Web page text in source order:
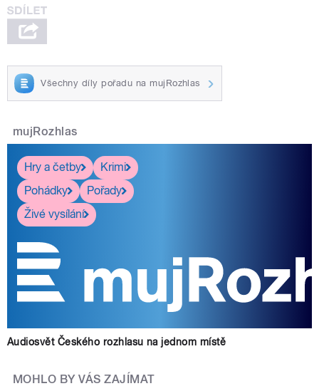
Všechny díly pořadu na mujRozhlas
mujRozhlas
Hry a četby
Krimi
Pohádky
Pořady
Živé vysílání
Audiosvět Českého rozhlasu na jednom místě
MOHLO BY VÁS ZAJÍMAT